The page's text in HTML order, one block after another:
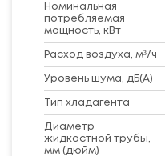
Номинальная
потребляемая
мощность, кВт
Расход воздуха, м³/ч
Уровень шума, дБ(A)
Тип хладагента
Диаметр
жидкостной трубы,
мм (дюйм)